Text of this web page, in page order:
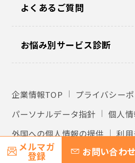
メルマガ
登録 お問い合わせ
よくあるご質問
お悩み別サービス診断
企業情報TOP
プライバシー
パーソナルデータ指針
個人
外国への個人情報の提供
利
サイトマップ